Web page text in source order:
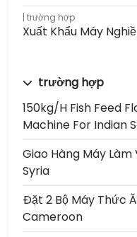
trường hợp
Xuất Khẩu Máy
trường hợp
150kg/h Fish Feed
Machine For Indian
Giao Hàng Máy
Syria
Đặt 2 Bộ Máy Thức
Cameroon